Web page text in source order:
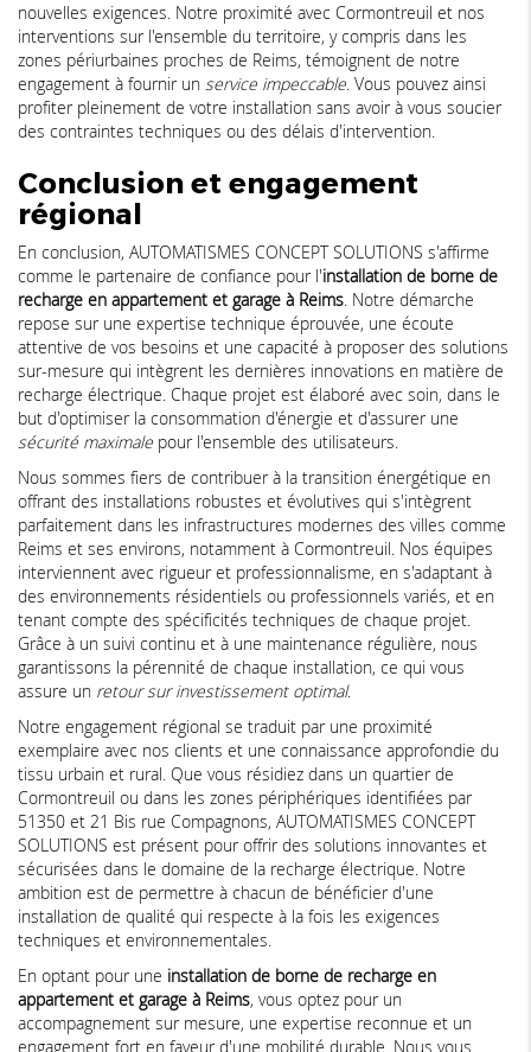
nouvelles exigences. Notre proximité avec Cormontreuil et nos
interventions sur l'ensemble du territoire, y compris dans les
zones périurbaines proches de Reims, témoignent de notre
engagement à fournir un service impeccable. Vous pouvez ainsi
profiter pleinement de votre installation sans avoir à vous soucier
des contraintes techniques ou des délais d'intervention.
Conclusion et engagement
régional
En conclusion, AUTOMATISMES CONCEPT SOLUTIONS s'affirme
comme le partenaire de confiance pour l'installation de borne de
recharge en appartement et garage à Reims. Notre démarche
repose sur une expertise technique éprouvée, une écoute
attentive de vos besoins et une capacité à proposer des solutions
sur-mesure qui intègrent les dernières innovations en matière de
recharge électrique. Chaque projet est élaboré avec soin, dans le
but d'optimiser la consommation d'énergie et d'assurer une
sécurité maximale pour l'ensemble des utilisateurs.
Nous sommes fiers de contribuer à la transition énergétique en
offrant des installations robustes et évolutives qui s'intègrent
parfaitement dans les infrastructures modernes des villes comme
Reims et ses environs, notamment à Cormontreuil. Nos équipes
interviennent avec rigueur et professionnalisme, en s'adaptant à
des environnements résidentiels ou professionnels variés, et en
tenant compte des spécificités techniques de chaque projet.
Grâce à un suivi continu et à une maintenance régulière, nous
garantissons la pérennité de chaque installation, ce qui vous
assure un retour sur investissement optimal.
Notre engagement régional se traduit par une proximité
exemplaire avec nos clients et une connaissance approfondie du
tissu urbain et rural. Que vous résidiez dans un quartier de
Cormontreuil ou dans les zones périphériques identifiées par
51350 et 21 Bis rue Compagnons, AUTOMATISMES CONCEPT
SOLUTIONS est présent pour offrir des solutions innovantes et
sécurisées dans le domaine de la recharge électrique. Notre
ambition est de permettre à chacun de bénéficier d'une
installation de qualité qui respecte à la fois les exigences
techniques et environnementales.
En optant pour une installation de borne de recharge en
appartement et garage à Reims, vous optez pour un
accompagnement sur mesure, une expertise reconnue et un
engagement fort en faveur d'une mobilité durable. Nous vous